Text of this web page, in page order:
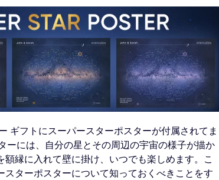
ギフトにスーパースターポスターが付属されてま
ーには、自分の星とその周辺の宇宙の様子が描か
額縁に入れて壁に掛け、いつでも楽しめます。こ
スターポスターについて知っておくべきことをす